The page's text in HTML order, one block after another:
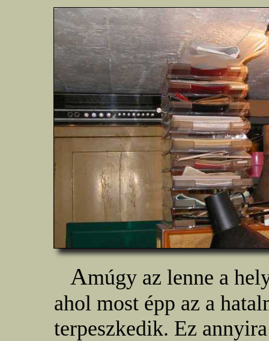
Amúgy az lenne a
ahol most épp az a
terpeszkedik. Ez